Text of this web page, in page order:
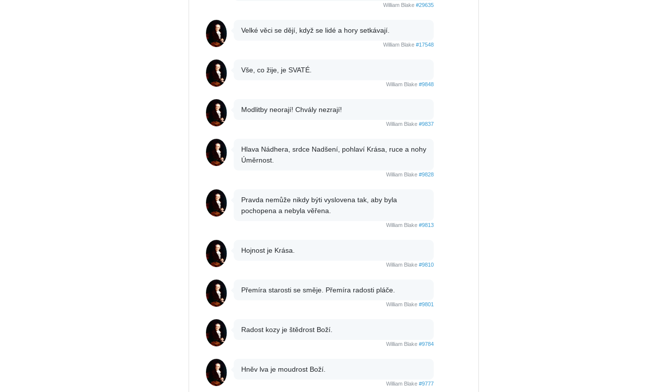
William Blake #29635
Velké věci se dějí, když se lidé a hory setkávají.
William Blake #17548
Vše, co žije, je SVATÉ.
William Blake #9848
Modlitby neorají! Chvály nezrají!
William Blake #9837
Hlava Nádhera, srdce Nadšení, pohlaví Krása, ruce a nohy
Úměrnost.
William Blake #9828
Pravda nemůže nikdy býti vyslovena tak, aby byla
pochopena a nebyla věřena.
William Blake #9813
Hojnost je Krása.
William Blake #9810
Přemíra starosti se směje. Přemíra radosti pláče.
William Blake #9801
Radost kozy je štědrost Boží.
William Blake #9784
Hněv lva je moudrost Boží.
William Blake #9777